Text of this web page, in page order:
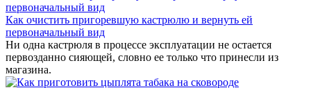
Как очистить пригоревшую кастрюлю и вернуть ей
первоначальный вид
Ни одна кастрюля в процессе эксплуатации не остается
первозданно сияющей, словно ее только что принесли из
магазина.